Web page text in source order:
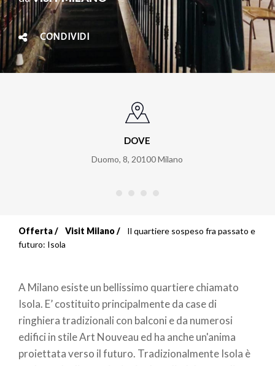
CONDIVIDI
DOVE
Duomo, 8, 20100Milano
Briciole
pane
Offerta Visit Milano
Il quartiere sospeso fra passato e
futuro: Isola
A Milano esiste un bellissimo quartiere chiamato
Isola. E’ costituito principalmente da case di
ringhiera tradizionali con balconi e da numerosi
edifici in stile Art Nouveau ed ha anche un'anima
proiettata verso il futuro. Tradizionalmente Isola è